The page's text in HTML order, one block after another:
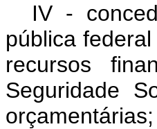
IV -
pública
recursos
Seguridade
orçamentárias;